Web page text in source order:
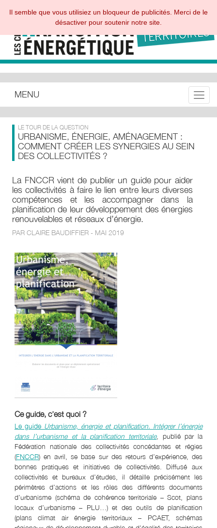
MENU
LE TOUR DE LA QUESTION
URBANISME, ÉNERGIE, AMÉNAGEMENT :
COMMENT CRÉER LES SYNERGIES AU SEIN
DES COLLECTIVITÉS ?
La FNCCR vient de publier un guide pour aider
les collectivités à faire le lien entre leurs diverses
compétences et les accompagner dans la
planification de leur développement des énergies
renouvelables et réseaux d’énergie.
PAR CLAIRE BAUDIFFIER - MAI 2019
Ce guide, c’est quoi ?
Le guide Urbanisme, énergie et planification. Intégrer l’énergie
dans l’urbanisme et la planification territoriale, publié par la
Fédération nationale des collectivités concédantes et régies
(FNCCR) en avril, se base sur des retours d’expérience, des
bonnes pratiques et initiatives de collectivités. Diffusé aux
collectivités et bureaux d’études, il détaille précisément les
périmètres d’actions et les rôles des différents documents
d’urbanisme (schéma de cohérence territoriale – Scot, plans
locaux d’urbanisme – PLU…) et des outils de planification
(plans climat air énergie territoriaux – PCAET, schémas
Il semble que vous utilisiez un bloqueur de publicités. Merci de le
désactiver pour soutenir notre site.